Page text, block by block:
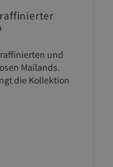
und
Mailands.
die Kollektion